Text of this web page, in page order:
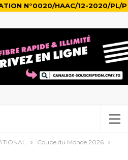
N°0020/HAAC/12-2020/PL/P
Coupe du Monde 2026